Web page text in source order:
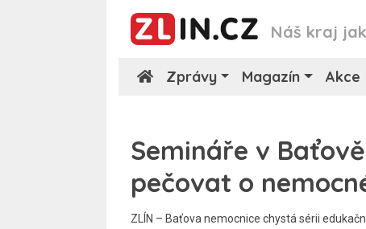
Náš kraj
Zprávy Magazín Akce
Semináře v
pečovat o
ZLÍN – Baťova nemocnice chystá sérii